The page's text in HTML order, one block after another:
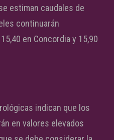
estiman caudales de
continuarán
en Concordia y 15,90
indican que los
en valores elevados